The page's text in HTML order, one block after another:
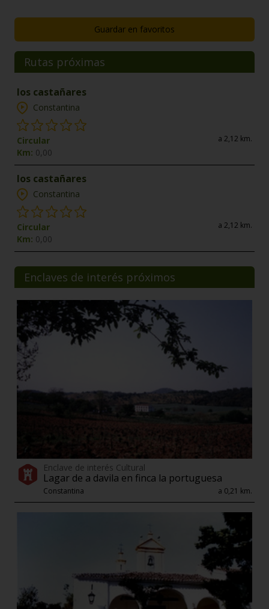
Guardar en favoritos
Rutas próximas
los castañares
Constantina
Circular
Km: 0,00
a 2,12 km.
los castañares
Constantina
Circular
Km: 0,00
a 2,12 km.
Enclaves de interés próximos
Enclave de interés Cultural
Lagar de a davila en finca la portuguesa
Constantina a 0,21 km.